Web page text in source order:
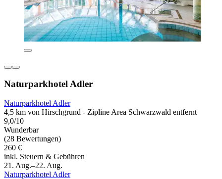
Naturparkhotel Adler
Naturparkhotel Adler
4,5 km von Hirschgrund - Zipline Area Schwarzwald entfernt
9,0/10
Wunderbar
(28 Bewertungen)
260 €
inkl. Steuern & Gebühren
21. Aug.–22. Aug.
Naturparkhotel Adler